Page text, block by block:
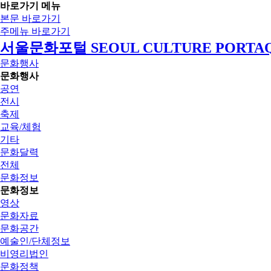
바로가기 메뉴
본문 바로가기
주메뉴 바로가기
서울문화포털 SEOUL CULTURE
문화행사
문화행사
공연
전시
축제
교육/체험
기타
문화달력
전체
문화정보
문화정보
영상
문화자료
문화공간
예술인/단체정보
비영리법인
문화정책